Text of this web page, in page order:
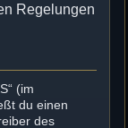
Regelungen
(im
du einen
des